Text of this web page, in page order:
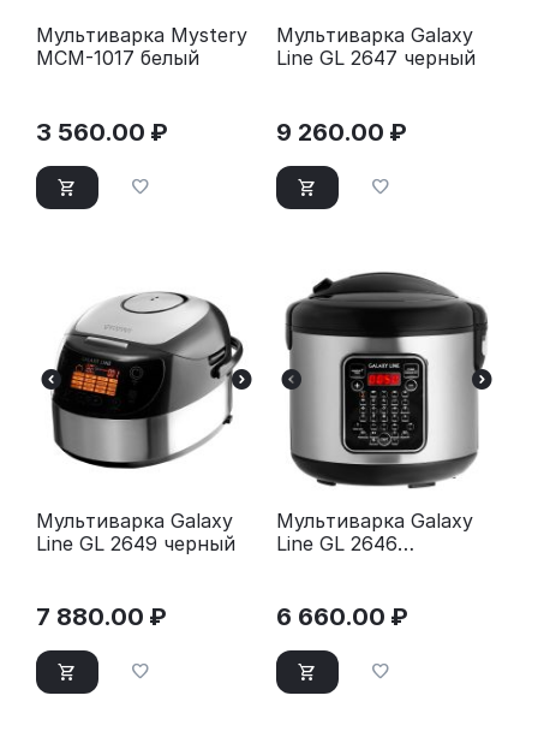
Мультиварка Mystery
MCM-1017 белый
3 560.00 ₽
Мультиварка Galaxy
Line GL 2647 черный
9 260.00 ₽
Мультиварка Galaxy
Line GL 2649 черный
7 880.00 ₽
Мультиварка Galaxy
Line GL 2646
6 660.00 ₽